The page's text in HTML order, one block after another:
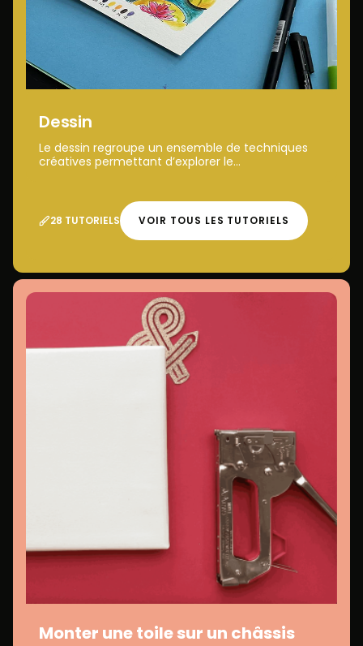
Dessin
Le dessin regroupe un ensemble de techniques
créatives permettant d’explorer le...
28 TUTORIELS VOIR TOUS LES TUTORIELS
Monter une toile sur un châssis